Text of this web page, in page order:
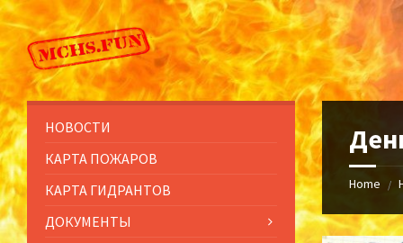
Skip
to
content
Skip
to
left
sidebar
Skip
to
footer
Home /
НОВОСТИ
КАРТА ПОЖАРОВ
КАРТА ГИДРАНТОВ
ДОКУМЕНТЫ